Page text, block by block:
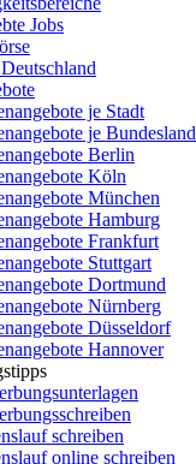
Jobs
je Stadt
je Bundesland
Berlin
Köln
München
Hamburg
Frankfurt
Stuttgart
Dortmund
Nürnberg
Düsseldorf
Hannover
schreiben
online schreiben